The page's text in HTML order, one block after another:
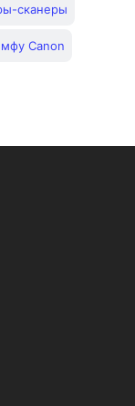
сканеры
Canon